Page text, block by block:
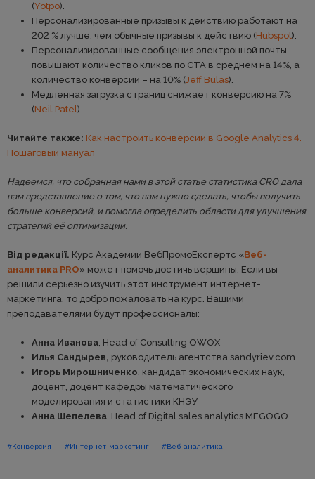
(Yotpo).
Персонализированные призывы к действию работают на
202 % лучше, чем обычные призывы к действию (Hubspot).
Персонализированные сообщения электронной почты
повышают количество кликов по CTA в среднем на 14%, а
количество конверсий – на 10% (Jeff Bulas).
Медленная загрузка страниц снижает конверсию на 7%
(Neil Patel).
Читайте также: Как настроить конверсии в Google Analytics 4.
Пошаговый мануал
Надеемся, что собранная нами в этой статье статистика CRO дала
вам представление о том, что вам нужно сделать, чтобы получить
больше конверсий, и помогла определить области для улучшения
стратегий её оптимизации.
Від редакції. Курс Академии ВебПромоЕкспертс «Веб-
аналитика PRO» может помочь достичь вершины. Если вы
решили серьезно изучить этот инструмент интернет-
маркетинга, то добро пожаловать на курс. Вашими
преподавателями будут профессионалы:
Анна Иванова, Неad of Consulting OWOX
Илья Сандырев, руководитель агентства sandyriev.com
Игорь Мирошниченко, кандидат экономических наук,
доцент, доцент кафедры математического
моделирования и статистики КНЭУ
Анна Шепелева, Head of Digital sales analytics MEGOGO
#Конверсия #Интернет-маркетинг #Веб-аналитика